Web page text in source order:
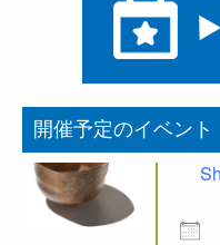
開催予定のイベント